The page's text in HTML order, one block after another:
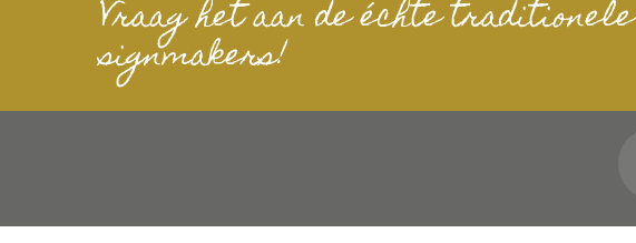
Vraag het aan de échte traditionele
signmakers!